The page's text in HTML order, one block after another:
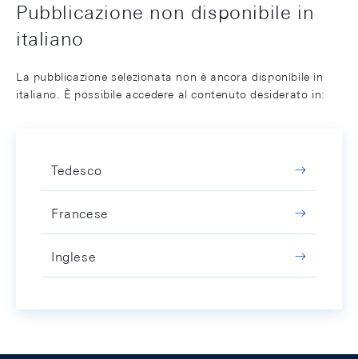
Pubblicazione non disponibile in
italiano
La pubblicazione selezionata non è ancora disponibile in
italiano. È possibile accedere al contenuto desiderato in:
Tedesco
Francese
Inglese